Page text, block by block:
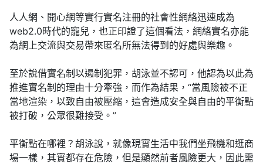
人人網、開心網等實行實名注冊的社會性網絡迅速成為
web2.0時代的寵兒，也正印證了這個看法，網絡實名亦能
為網上交流與交易帶來匿名所無法得到的好處與樂趣。
至於說借實名制以遏制犯罪，胡泳並不認可，他認為以此為
推進實名制的理由十分牽強，而作為結果，“當風險被不正
當地渲染，以致自由被壓縮，這會造成安全與自由的平衡點
被打破，公眾很難接受。”
平衡點在哪裡？胡泳說，就像現實生活中我們坐飛機和逛商
場一樣，其實都存在危險，但是顯然前者風險更大，因此需